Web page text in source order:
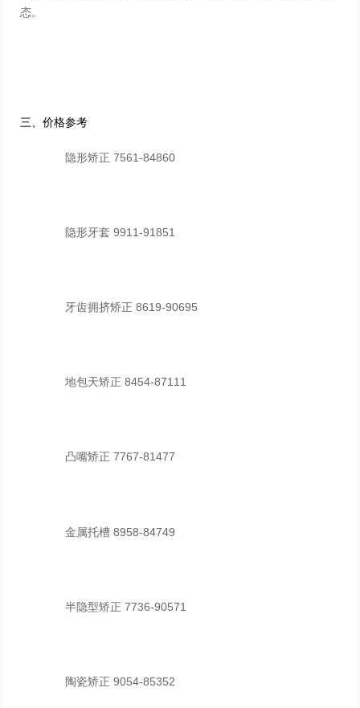
态。
三、价格参考
隐形矫正 7561-84860
隐形牙套 9911-91851
牙齿拥挤矫正 8619-90695
地包天矫正 8454-87111
凸嘴矫正 7767-81477
金属托槽 8958-84749
半隐型矫正 7736-90571
陶瓷矫正 9054-85352